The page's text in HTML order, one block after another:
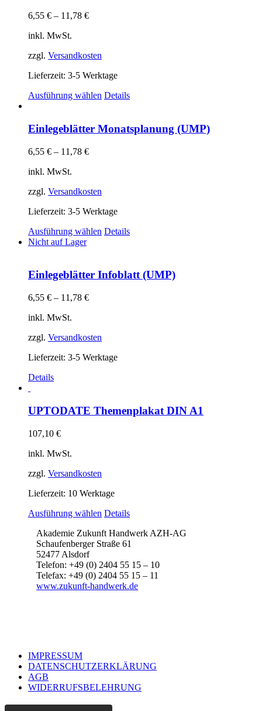
6,55 € – 11,78 €
inkl. MwSt.
zzgl. Versandkosten
Lieferzeit: 3-5 Werktage
Ausführung wählen Dieses
mehrere
Varianten
Produktseite
werden
Details
Einlegeblätter Monatsplanung (UMP)
6,55 € – 11,78 €
inkl. MwSt.
zzgl. Versandkosten
Lieferzeit: 3-5 Werktage
Ausführung wählen Dieses
Varianten
gewählt
Details
Nicht auf Lager
Einlegeblätter Infoblatt (UMP)
6,55 € – 11,78 €
inkl. MwSt.
zzgl. Versandkosten
Lieferzeit: 3-5 Werktage
Details
UPTODATE Themenplakat DIN A1
107,10 €
inkl. MwSt.
zzgl. Versandkosten
Lieferzeit: 10 Werktage
Ausführung wählen Dieses
weist
mehrere
auf.
Die
Optionen
Details
Akademie Zukunft Handwerk AZH-AG
Schaufenberger Straße 61
52477 Alsdorf
Telefon: +49 (0) 2404 55 15 – 10
Telefax: +49 (0) 2404 55 15 – 11
www.zukunft-handwerk.de
IMPRESSUM
DATENSCHUTZERKLÄRUNG
AGB
WIDERRUFSBELEHRUNG